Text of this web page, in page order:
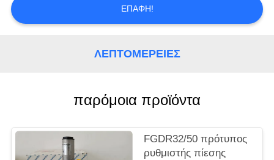
ΖΗΤΉΣΤΕ
ΜΙΑ
ΠΡΟΣΦΟΡΆ
ΠΟΛΙΤΙΚΉ
ΑΠΟΡΡΉΤΟΥ
ΕΠΑΦΉ!
ΛΕΠΤΟΜΈΡΕΙΕΣ
παρόμοια προϊόντα
FGDR32/50 πρότυπος
ρυθμιστής πίεσης